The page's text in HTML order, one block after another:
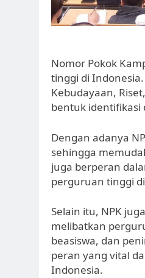
Nomor Pokok
tinggi di
Kebudayaan,
bentuk identifikasi
Dengan adanya
sehingga
juga berperan
perguruan tinggi
Selain itu, NPK
melibatkan
beasiswa, dan
peran yang vital
Indonesia.